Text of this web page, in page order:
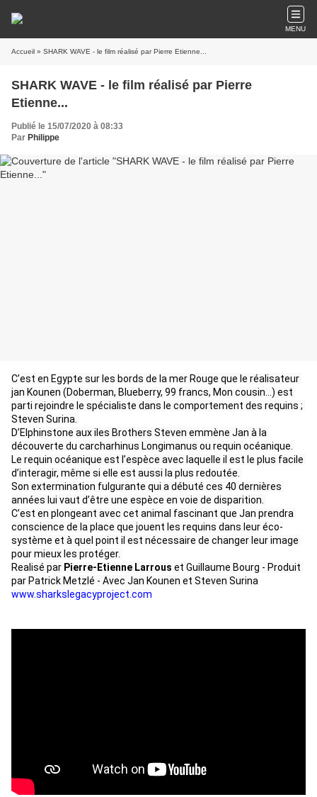
MENU
Accueil » SHARK WAVE - le film réalisé par Pierre Etienne...
SHARK WAVE - le film réalisé par Pierre
Etienne...
Publié le 15/07/2020 à 08:33
Par Philippe
C’est en Egypte sur les bords de la mer Rouge que le réalisateur
jan Kounen (Doberman, Blueberry, 99 francs, Mon cousin…) est
parti rejoindre le spécialiste dans le comportement des requins ;
Steven Surina.
D’Elphinstone aux iles Brothers Steven emmène Jan à la
découverte du carcharhinus Longimanus ou requin océanique.
Le requin océanique est l’espèce avec laquelle il est le plus facile
d’interagir, même si elle est aussi la plus redoutée.
Son extermination fulgurante qui a débuté ces 40 dernières
années lui vaut d’être une espèce en voie de disparition.
C’est en plongeant avec cet animal fascinant que Jan prendra
conscience de la place que jouent les requins dans leur éco-
système et à quel point il est nécessaire de changer leur image
pour mieux les protéger.
Realisé par Pierre-Etienne Larrous et Guillaume Bourg - Produit
par Patrick Metzlé - Avec Jan Kounen et Steven Surina
www.sharkslegacyproject.com